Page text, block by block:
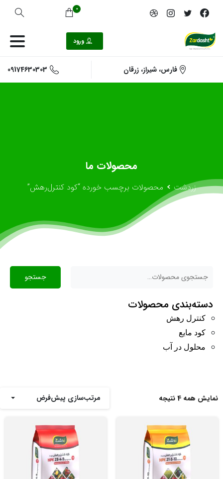
0
ورود
فارس، شیراز، زرقان 09174630303
محصولات ما
زردشت محصولات برچسب خورده “کود کنترل‌رهش”
جستجو
دسته‌بندی محصولات
کنترل رهش
کود مایع
محلول در آب
نمایش همه 4 نتیجه مرتب‌سازی پیش‌فرض